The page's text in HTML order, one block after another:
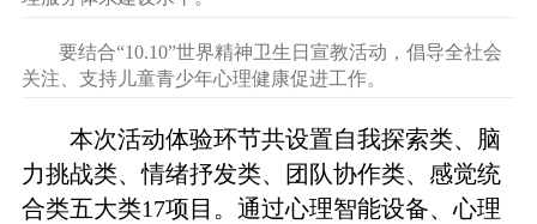
要结合“10.10”世界精神卫生日宣教活动，倡导全社会
关注、支持儿童青少年心理健康促进工作。
本次活动体验环节共设置自我探索类、脑
力挑战类、情绪抒发类、团队协作类、感觉统
合类五大类17项目。通过心理智能设备、心理